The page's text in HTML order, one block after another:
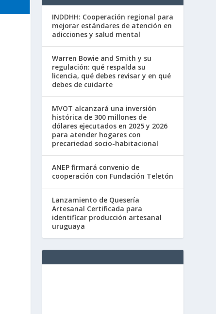
INDDHH: Cooperación regional para
mejorar estándares de atención en
adicciones y salud mental
Warren Bowie and Smith y su
regulación: qué respalda su
licencia, qué debes revisar y en qué
debes de cuidarte
MVOT alcanzará una inversión
histórica de 300 millones de
dólares ejecutados en 2025 y 2026
para atender hogares con
precariedad socio-habitacional
ANEP firmará convenio de
cooperación con Fundación Teletón
Lanzamiento de Quesería
Artesanal Certificada para
identificar producción artesanal
uruguaya